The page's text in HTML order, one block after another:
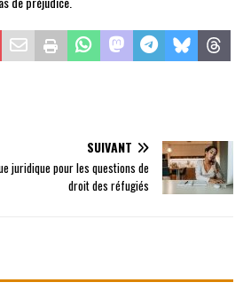
SUIVANT
juridique pour les questions de
droit des réfugiés